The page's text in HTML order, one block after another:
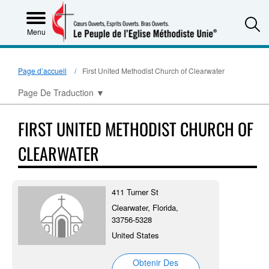
Menu
Page d’accueil First United Methodist Church of Clearwater
Page De Traduction ▼
FIRST UNITED METHODIST CHURCH OF
CLEARWATER
411 Turner St
Clearwater, Florida,
33756-5328
United States
Obtenir Des